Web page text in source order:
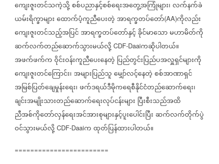
ကျေးဇူးတင်သကဲ့သို့စစ်ပညာနှင့်စစ်ရေးအတွေ့အကြုံများ၊လက်နက်ခဲ
ယမ်းရိက္ခာများထောက်ပံ့ကူညီပေး‌တဲ့အာရက္ခတပ်တော်(AA)ကိုလည်း
ကျေးဇူးတင်သည့်အပြင်အာရက္ခတပ်တော်နှင့်ခိုင်မာသောမဟာမိတ်ကို
ဆက်လက်တည်ဆောက်သွားမယ်လို့ CDF-Daaiကဆိုပါတယ်။
အဖက်ဖက်ကဝိုင်းဝန်းကူညီပေးနေတဲ့ ပြည်တွင်းပြည်ပအလှူရှင်များကို
ကျေးဇူးတင်ကြောင်း၊အများပြည်သူမျှော်လင့်နေတဲ့စစ်အာဏာရှင်
အမြစ်ပြတ်ချေမှုန်းရေး၊ဖက်ဒရယ်ဒီမိုကရေစီနိုင်ငံတည်ဆောက်ရေး၊
ချင်းအမျိုးသားတည်ဆောက်ရေးလုပ်ငန်းများ ပြီးစီးသည်အထိ
ညီအစ်ကိုတော်လှန်ရေးအင်အားစုများနှင့်ပူးပေါင်းပြီးဆက်လက်တိုက်ပွဲ
ဝင်သွားမယ်လို့ CDF-Daaiကထုတ်ပြန်ထားပါတယ်။
========================